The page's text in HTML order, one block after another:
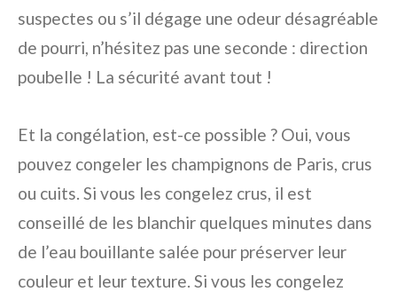
suspectes ou s’il dégage une odeur désagréable
de pourri, n’hésitez pas une seconde : direction
poubelle ! La sécurité avant tout !
Et la congélation, est-ce possible ? Oui, vous
pouvez congeler les champignons de Paris, crus
ou cuits. Si vous les congelez crus, il est
conseillé de les blanchir quelques minutes dans
de l’eau bouillante salée pour préserver leur
couleur et leur texture. Si vous les congelez